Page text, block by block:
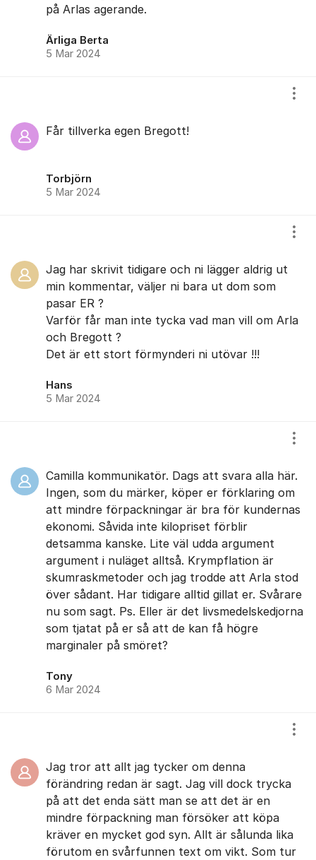
på Arlas agerande.
Ärliga Berta
5 Mar 2024
Får tillverka egen Bregott!
Torbjörn
5 Mar 2024
Jag har skrivit tidigare och ni lägger aldrig ut
min kommentar, väljer ni bara ut dom som
pasar ER ?
Varför får man inte tycka vad man vill om Arla
och Bregott ?
Det är ett stort förmynderi ni utövar !!!
Hans
5 Mar 2024
Camilla kommunikatör. Dags att svara alla här.
Ingen, som du märker, köper er förklaring om
att mindre förpackningar är bra för kundernas
ekonomi. Såvida inte kilopriset förblir
detsamma kanske. Lite väl udda argument
argument i nuläget alltså. Krympflation är
skumraskmetoder och jag trodde att Arla stod
över sådant. Har tidigare alltid gillat er. Svårare
nu som sagt. Ps. Eller är det livsmedelskedjorna
som tjatat på er så att de kan få högre
marginaler på smöret?
Tony
6 Mar 2024
Jag tror att allt jag tycker om denna
förändring redan är sagt. Jag vill dock trycka
på att det enda sätt man se att det är en
mindre förpackning man försöker att köpa
kräver en mycket god syn. Allt är sålunda lika
förutom en svårfunnen text om vikt. Som tur